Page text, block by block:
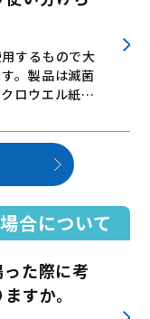
するもので大
。製品は滅菌
ロウエル紙…
合について
た際に考
すか。